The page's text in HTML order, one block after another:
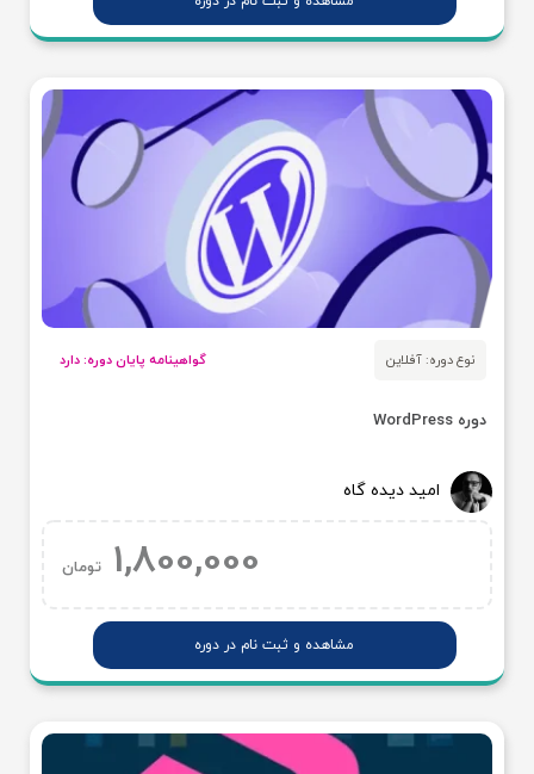
نوع دوره: آفلاین گواهینامه پایان دوره: دارد
دوره WordPress
امید دیده گاه
1,800,000 تومان
مشاهده و ثبت نام در دوره